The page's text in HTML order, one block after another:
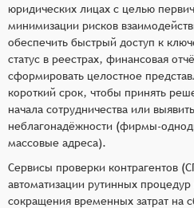
юридических лицах с целью
минимизации рисков
обеспечить быстрый доступ к
статус в реестрах, финансовая
сформировать целостное
короткий срок, чтобы принять
начала сотрудничества или
неблагонадёжности
массовые адреса).
Сервисы проверки контрагентов
автоматизации рутинных
сокращения временных затрат на